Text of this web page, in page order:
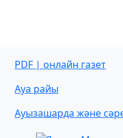
PDF | онлайн газет
Ауа райы
Ауызашарда және